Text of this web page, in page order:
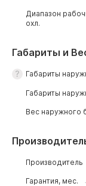
Диапазон
охл.
Габариты и
Габариты
Габариты
Вес наружного
Производитель
Гарантия, мес.